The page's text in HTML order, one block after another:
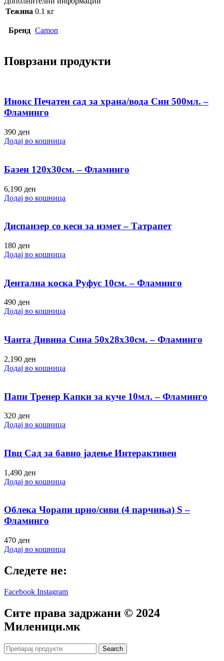
Тежина 0.1 кг
Бренд Camon
Поврзани продукти
Инокс Печатен сад за храна/вода Син 500мл. –
Фламинго
390 ден
Додај во кошница
Базен 120х30см. – Фламинго
6,190 ден
Додај во кошница
Диспанзер со кеси за измет – Татрапет
180 ден
Додај во кошница
Дентална коска Руфус 10см. – Фламинго
490 ден
Додај во кошница
Чанта Дивина Сина 50х28х30см. – Фламинго
2,190 ден
Додај во кошница
Папи Тренер Капки за куче 10мл. – Фламинго
320 ден
Додај во кошница
Пвц Сад за бавно јадење Интерактивен
1,490 ден
Додај во кошница
Облека Чорапи црно/сиви (4 парчиња) S –
Фламинго
470 ден
Додај во кошница
Следете не:
Facebook Instagram
Сите права задржани © 2024
Mиленици.мк
Search